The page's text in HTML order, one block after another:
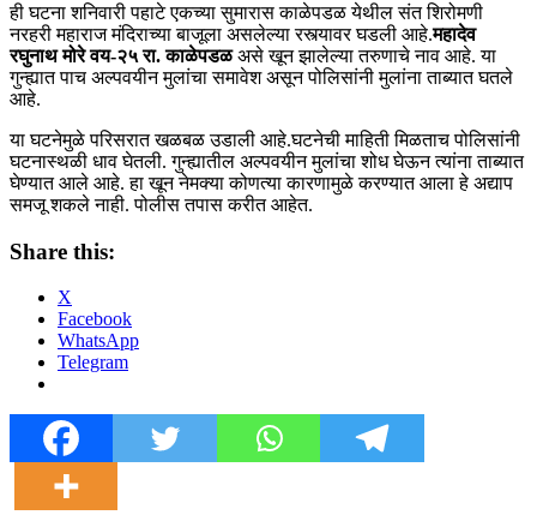
ही घटना शनिवारी पहाटे एकच्या सुमारास काळेपडळ येथील संत शिरोमणी
नरहरी महाराज मंदिराच्या बाजूला असलेल्या रस्त्यावर घडली आहे.महादेव
रघुनाथ मोरे वय-२५ रा. काळेपडळअसे खून झालेल्या तरुणाचे नाव आहे. या
गुन्ह्यात पाच अल्पवयीन मुलांचा समावेश असून पोलिसांनी मुलांना ताब्यात घतले
आहे.
या घटनेमुळे परिसरात खळबळ उडाली आहे.घटनेची माहिती मिळताच पोलिसांनी
घटनास्थळी धाव घेतली. गुन्ह्यातील अल्पवयीन मुलांचा शोध घेऊन त्यांना ताब्यात
घेण्यात आले आहे. हा खून नेमक्या कोणत्या कारणामुळे करण्यात आला हे अद्याप
समजू शकले नाही. पोलीस तपास करीत आहेत.
Share this:
X
Facebook
WhatsApp
Telegram